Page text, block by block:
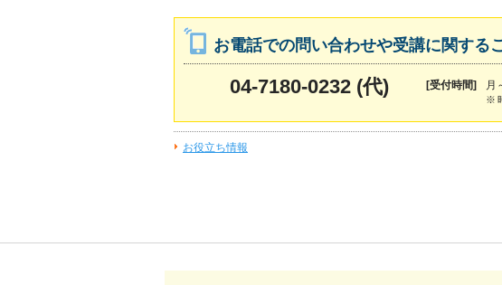
お電話での問い合わせや受講に関する
04-7180-0232 (代) [受付時間] 月
※
お役立ち情報